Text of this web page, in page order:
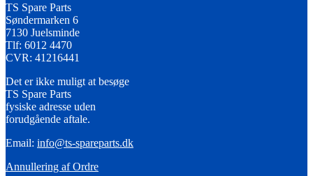
TS Spare Parts
Søndermarken 6
7130 Juelsminde
Tlf: 6012 4470
CVR: 41216441
Det er ikke muligt at besøge
TS Spare Parts
fysiske adresse uden
forudgående aftale.
Email: info@ts-spareparts.dk
Annullering af Ordre